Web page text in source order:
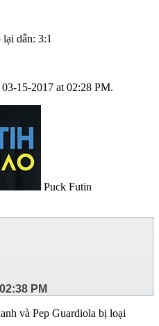
dẫn: 3:1
15-2017 at 02:28 PM.
Puck Futin
02:38 PM
và Pep Guardiola bị loại